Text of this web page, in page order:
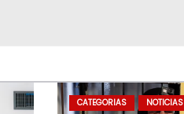
CATEGORIAS NOTICIAS